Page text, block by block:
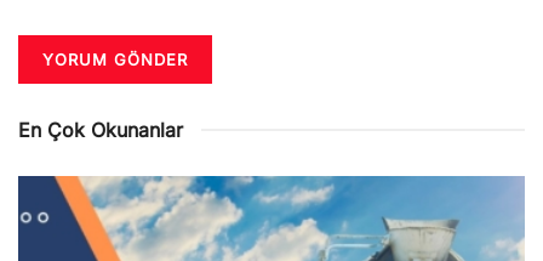
En Çok Okunanlar